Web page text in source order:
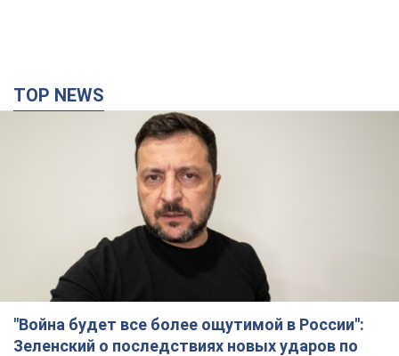
TOP NEWS
"Война будет все более ощутимой в России":
Зеленский о последствиях новых ударов по